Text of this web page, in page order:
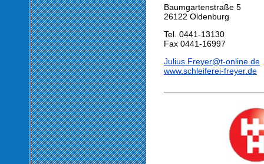
Baumgartenstraße 5
26122 Oldenburg
Tel. 0441-13130
Fax 0441-16997
Julius.Freyer@t-online.de
www.schleiferei-freyer.de